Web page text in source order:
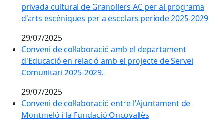
privada cultural de Granollers AC per al programa
d'arts escèniques per a escolars període 2025-2029
29/07/2025
Conveni de col·laboració amb el departament
d'Educació en relació amb el projecte de Servei
Comunitari 2025-2029.
29/07/2025
Conveni de col·laboració entre l'Ajuntament de
Montmeló i la Fundació Oncovallès